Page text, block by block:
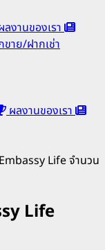
ลงานของเรา
ขาย/ฝากเช่า
ผลงานของเรา
Life จำนวน
Life